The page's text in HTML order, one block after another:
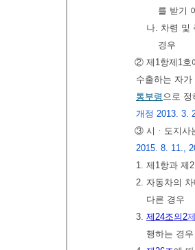
를 받기
나. 차령 및
경우
② 제1항제1호
수출하는 자
통부령 으로
개정 2013. 3.
③ 시ㆍ도지사
2015. 8. 11.,
1. 제1항과 제
2. 자동차의
다른 경우
3. 제24조의2
행하는 경우